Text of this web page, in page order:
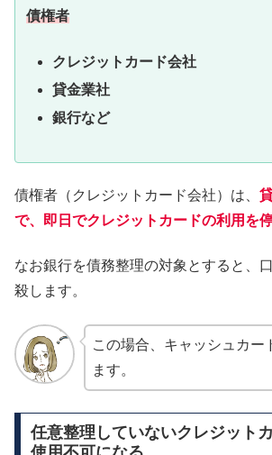
債権者
クレジットカード会社
貸金業社
銀行など
債権者（クレジットカード会社）は、
で、即日でクレジットカードの利用を
なお銀行を債務整理の対象とすると、
殺します。
この場合、キャッシュカー
ます。
任意整理していないクレジット